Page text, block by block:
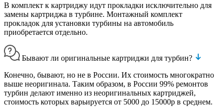
В комплект к картриджу идут прокладки исключительно для
замены картриджа в турбине. Монтажный комплект
прокладок для установки турбины на автомобиль
приобретается отдельно.
Бывают ли оригинальные картриджи для турбин?
Конечно, бывают, но не в России. Их стоимость многократно
выше неоригинала. Таким образом, в России 99% ремонтов
турбин делают именно из неоригинальных картриджей,
стоимость которых варьируется от 5000 до 15000р в среднем.